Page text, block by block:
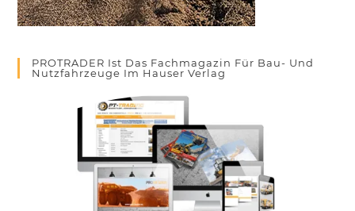
PROTRADER Ist Das Fachmagazin Für Bau- Und
Nutzfahrzeuge Im Hauser Verlag